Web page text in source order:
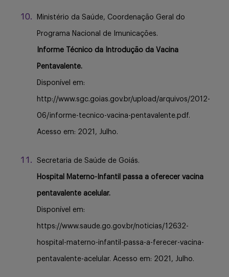
Ministério da Saúde, Coordenação Geral do
Programa Nacional de Imunicações.
Informe Técnico da Introdução da Vacina
Pentavalente.
Disponível em:
http://www.sgc.goias.gov.br/upload/arquivos/2012-
06/informe-tecnico-vacina-pentavalente.pdf.
Acesso em: 2021, Julho.
Secretaria de Saúde de Goiás.
Hospital Materno-Infantil passa a oferecer vacina
pentavalente acelular.
Disponível em:
https://www.saude.go.gov.br/noticias/12632-
hospital-materno-infantil-passa-a-ferecer-vacina-
pentavalente-acelular. Acesso em: 2021, Julho.